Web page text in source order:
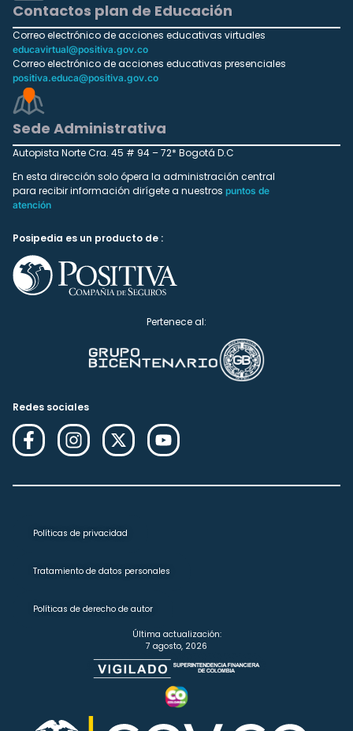
Contactos plan de Educación
Correo electrónico de acciones educativas virtuales
educavirtual@positiva.gov.co
Correo electrónico de acciones educativas presenciales
positiva.educa@positiva.gov.co
Sede Administrativa
Autopista Norte Cra. 45 # 94 – 72* Bogotá D.C
En esta dirección solo ópera la administración central
para recibir información dirígete a nuestros puntos de
atención
Posipedia es un producto de :
Pertenece al:
Redes sociales
Políticas de privacidad
Tratamiento de datos personales
Políticas de derecho de autor
Última actualización:
7 agosto, 2026